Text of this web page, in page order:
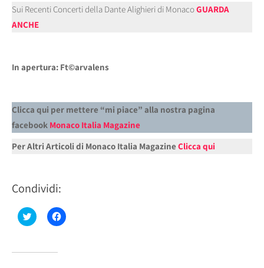
Sui Recenti Concerti della Dante Alighieri di MonacoGUARDA
ANCHE
In apertura: Ft©arvalens
Clicca qui per mettere “mi piace” alla nostra pagina
facebook Monaco Italia Magazine
Per Altri Articoli di Monaco Italia Magazine Clicca qui
Condividi:
Fai
clic
su
Fai
clic